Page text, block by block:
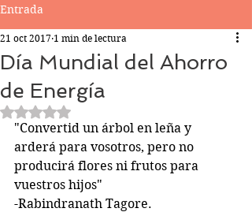
Entrada
Día Mundial del Ahorro
de Energía
21 oct 2017 1 min de lectura
Obtuvo NaN de 5 estrellas.
"Convertid un árbol en leña y
arderá para vosotros, pero no
producirá flores ni frutos para
vuestros hijos"
-Rabindranath Tagore.